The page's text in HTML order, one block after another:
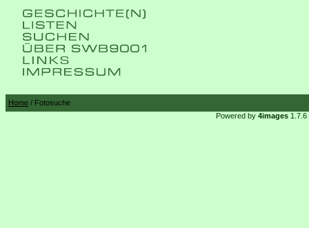
Home / Fotosuche
Powered by 4images1.7.6